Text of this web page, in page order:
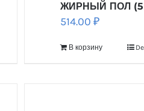
ЖИРНЫЙ ПОЛ (5
514.00₽
В корзину